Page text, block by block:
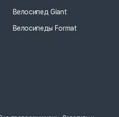
Велосипед Giant
Велосипеды Format